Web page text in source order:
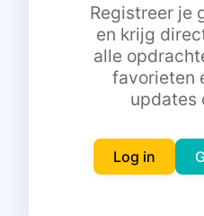
Gratis
Registreer je
en krijg
alle
favorieten
updates
Log in